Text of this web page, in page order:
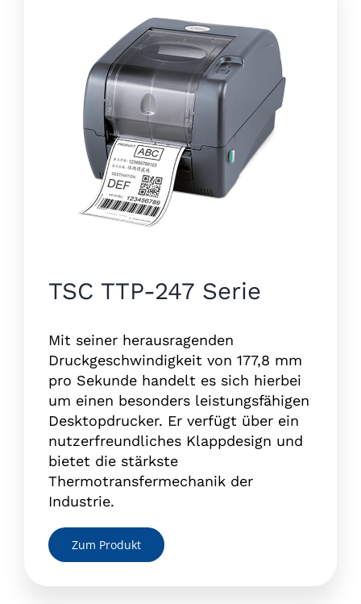
TSC TTP-247 Serie
Mit seiner herausragenden
Druckgeschwindigkeit von 177,8 mm
pro Sekunde handelt es sich hierbei
um einen besonders leistungsfähigen
Desktopdrucker. Er verfügt über ein
nutzerfreundliches Klappdesign und
bietet die stärkste
Thermotransfermechanik der
Industrie.
Zum Produkt